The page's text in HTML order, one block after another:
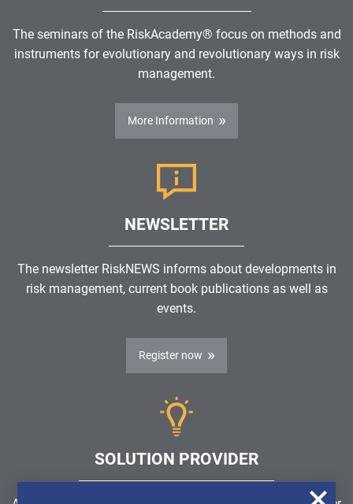
The seminars of the RiskAcademy® focus on methods and
instruments for evolutionary and revolutionary ways in risk
management.
More Information
NEWSLETTER
The newsletter RiskNEWS informs about developments in
risk management, current book publications as well as
events.
Register now
SOLUTION PROVIDER